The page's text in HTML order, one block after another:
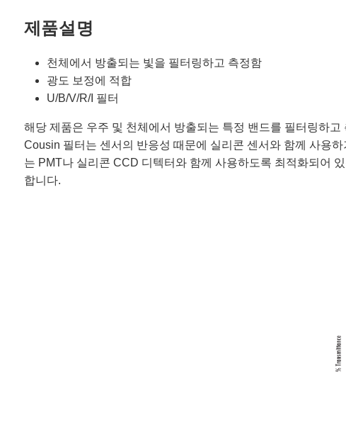
제품설명
천체에서 방출되는 빛을 필터링하고 측정함
광도 보정에 적합
U/B/V/R/I 필터
해당 제품은 우주 및 천체에서 방출되는 특정 밴드를 필터링하
Cousin 필터는 센서의 반응성 때문에 실리콘 센서와 함께 사용
는 PMT나 실리콘 CCD 디텍터와 함께 사용하도록 최적화되어
합니다.